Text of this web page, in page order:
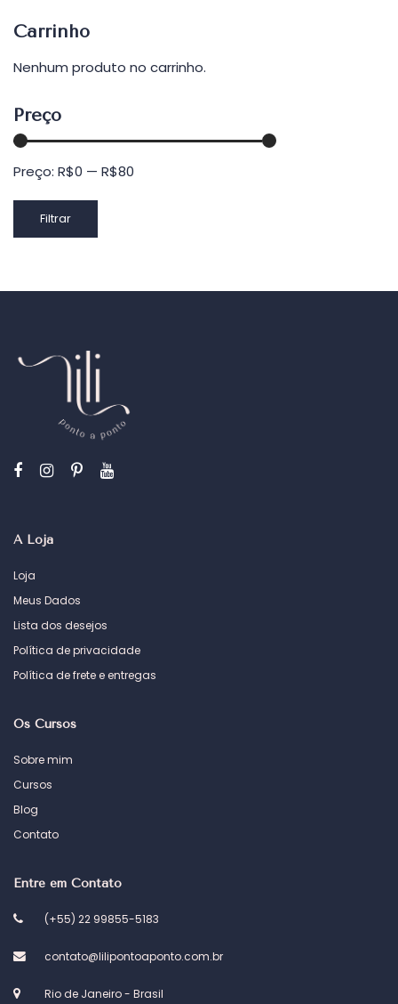
Carrinho
Nenhum produto no carrinho.
Preço
Preço
PreçoFiltrar
Preço: R$0 — R$80
A Loja
Loja
Meus Dados
Lista dos desejos
Política de privacidade
Política de frete e entregas
Os Cursos
Sobre mim
Cursos
Blog
Contato
Entre em Contato
(+55) 22 99855-5183
contato@lilipontoaponto.com.br
Rio de Janeiro - Brasil